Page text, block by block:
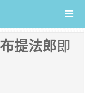
提法郎即